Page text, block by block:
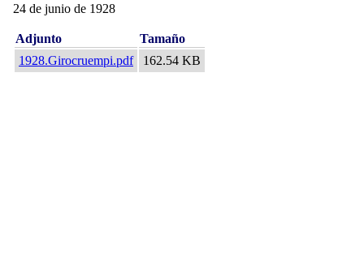
24 de junio de 1928
Adjunto
Tamaño
1928.Girocruempi.pdf
162.54 KB